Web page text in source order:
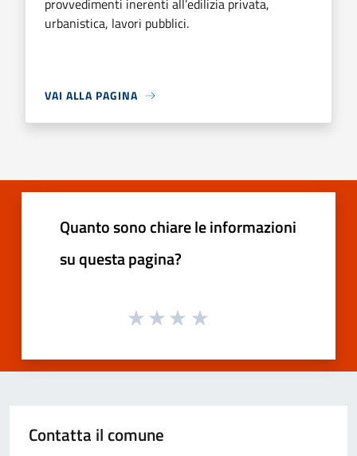
provvedimenti inerenti all’edilizia privata,
urbanistica, lavori pubblici.
VAI ALLA PAGINA
Quanto sono chiare le informazioni
su questa pagina?
Contatta il comune